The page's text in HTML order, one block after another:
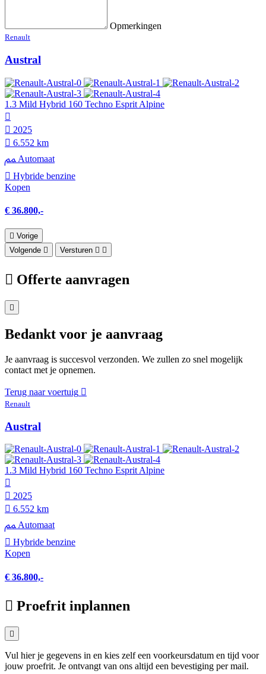
Opmerkingen
Renault
Austral
1.3 Mild Hybrid 160 Techno Esprit Alpine
2025
6.552 km
Automaat
Hybride benzine
Kopen
€ 36.800,-
Vorige
Volgende
Versturen
Offerte aanvragen
Bedankt voor je aanvraag
Je aanvraag is succesvol verzonden. We zullen zo snel mogelijk
contact met je opnemen.
Terug naar voertuig
Renault
Austral
1.3 Mild Hybrid 160 Techno Esprit Alpine
2025
6.552 km
Automaat
Hybride benzine
Kopen
€ 36.800,-
Proefrit inplannen
Vul hier je gegevens in en kies zelf een voorkeursdatum en tijd voor
jouw proefrit. Je ontvangt van ons altijd een bevestiging per mail.